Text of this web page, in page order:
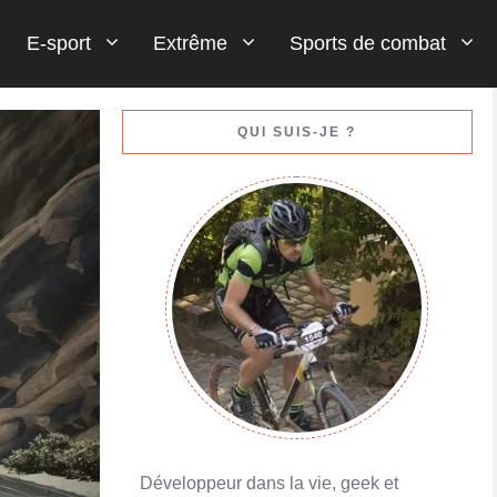
En savoir plus
Porte-monnaies en ligne : Skrill ou Neteller
En savoir plus
E-sport Extrême Sports de combat
QUI SUIS-JE ?
Développeur dans la vie, geek et